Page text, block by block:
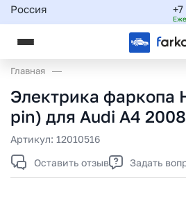
Россия
Главная
Электрика фаркопа
pin) для Audi A4
Артикул: 12010516
Оставить отзыв
Задать